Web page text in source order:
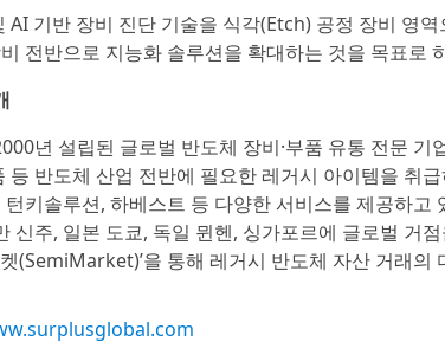
AI 기반 장비 진단 기술을 식각(Etch) 공정 장비 영
전반으로 지능화 솔루션을 확대하는 것을 목표로
년 설립된 글로벌 반도체 장비·부품 유통 전문
등 반도체 산업 전반에 필요한 레거시 아이템을 취
키솔루션, 하베스트 등 다양한 서비스를 제공하고
신주, 일본 도쿄, 독일 뮌헨, 싱가포르에 글로벌 거
(SemiMarket)’을 통해 레거시 반도체 자산 거래의